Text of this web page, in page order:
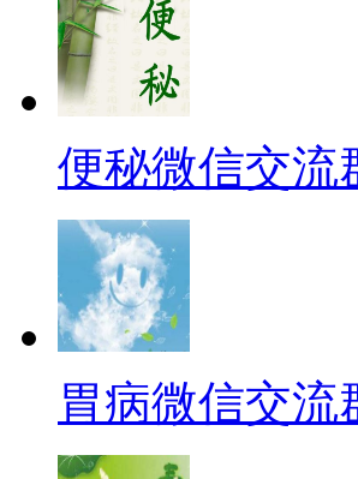
便秘微信交流
胃病微信交流